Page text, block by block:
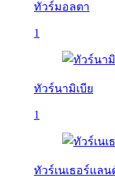
ทัวร์มอลตา
1
ทัวร์นามิเบีย
1
ทัวร์เนเธอร์แลน